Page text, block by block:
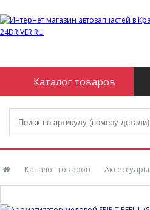
Каталог товаров
Каталог товаров Аксессуары